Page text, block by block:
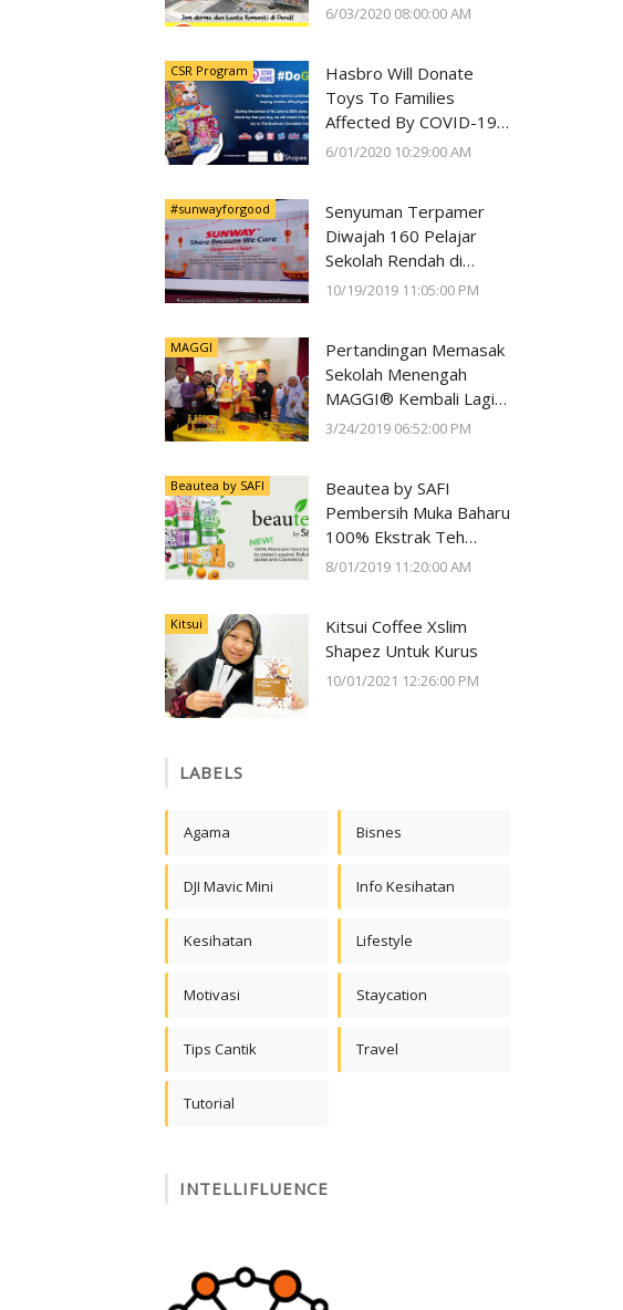
Makanan
6/03/2020 08:00:00 AM
CSR Program
Hasbro Will Donate
Toys To Families
Affected By COVID-19
With Every Toy
6/01/2020 10:29:00 AM
#sunwayforgood
Senyuman Terpamer
Diwajah 160 Pelajar
Sekolah Rendah di
Negeri Perak Dengan
Deepavali Cheer di Lost
World of Tambun oleh
Sunway Group
10/19/2019 11:05:00 PM
MAGGI
Pertandingan Memasak
Sekolah Menengah
MAGGI® Kembali Lagi
Kali Ke-23
3/24/2019 06:52:00 PM
Beautea by SAFI
Beautea by SAFI
Pembersih Muka Baharu
100% Ekstrak Teh
Premium
8/01/2019 11:20:00 AM
Kitsui
Kitsui Coffee Xslim
Shapez Untuk Kurus
10/01/2021 12:26:00 PM
LABELS
Agama Bisnes
DJI Mavic Mini Info Kesihatan
Kesihatan Lifestyle
Motivasi Staycation
Tips Cantik Travel
Tutorial
INTELLIFLUENCE